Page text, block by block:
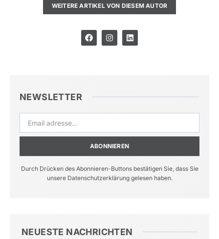
WEITERE ARTIKEL VON DIESEM AUTOR
NEWSLETTER
ABONNIEREN
Durch Drücken des Abonnieren-Buttons bestätigen Sie, dass Sie
unsere Datenschutzerklärung gelesen haben.
NEUESTE NACHRICHTEN